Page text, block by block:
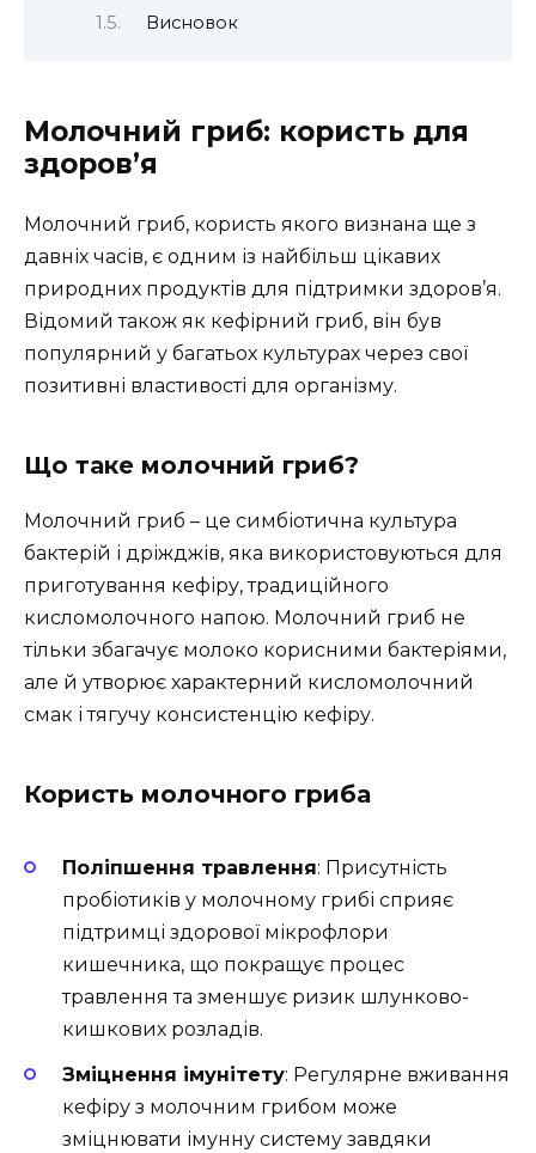
Висновок
Молочний гриб: користь для
здоров’я
Молочний гриб, користь якого визнана ще з
давніх часів, є одним із найбільш цікавих
природних продуктів для підтримки здоров’я.
Відомий також як кефірний гриб, він був
популярний у багатьох культурах через свої
позитивні властивості для організму.
Що таке молочний гриб?
Молочний гриб – це симбіотична культура
бактерій і дріжджів, яка використовуються для
приготування кефіру, традиційного
кисломолочного напою. Молочний гриб не
тільки збагачує молоко корисними бактеріями,
але й утворює характерний кисломолочний
смак і тягучу консистенцію кефіру.
Користь молочного гриба
Поліпшення травлення: Присутність
пробіотиків у молочному грибі сприяє
підтримці здорової мікрофлори
кишечника, що покращує процес
травлення та зменшує ризик шлунково-
кишкових розладів.
Зміцнення імунітету: Регулярне вживання
кефіру з молочним грибом може
зміцнювати імунну систему завдяки